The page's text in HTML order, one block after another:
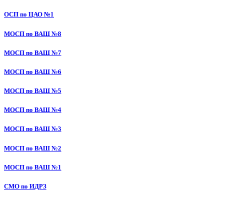
ОСП по ЦАО №1
МОСП по ВАШ №8
МОСП по ВАШ №7
МОСП по ВАШ №6
МОСП по ВАШ №5
МОСП по ВАШ №4
МОСП по ВАШ №3
МОСП по ВАШ №2
МОСП по ВАШ №1
СМО по ИДРЗ